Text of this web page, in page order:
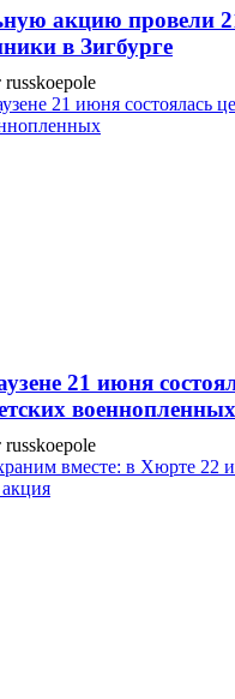
акцию провели
в Зигбурге
russkoepole
21 июня
военнопленных
russkoepole